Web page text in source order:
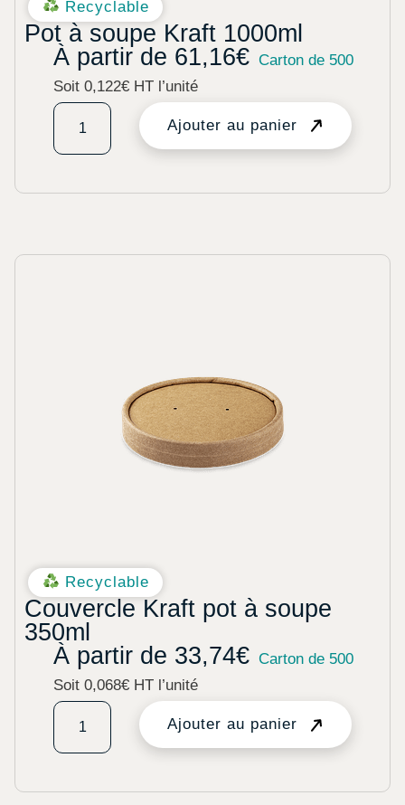
Recyclable
Pot à soupe Kraft 1000ml
À partir de 61,16€
Soit 0,122€ HT l’unité
Carton de 500
Ajouter au panier
Recyclable
Couvercle Kraft pot à soupe
350ml
À partir de 33,74€
Soit 0,068€ HT l’unité
Carton de 500
Ajouter au panier